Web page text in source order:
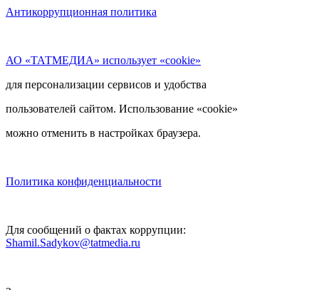
Антикоррупционная политика
АО «ТАТМЕДИА» использует «cookie»
для персонализации сервисов и удобства
пользователей сайтом. Использование «cookie»
можно отменить в настройках браузера.
Политика конфиденциальности
Для сообщений о фактах коррупции:
Shamil.Sadykov@tatmedia.ru